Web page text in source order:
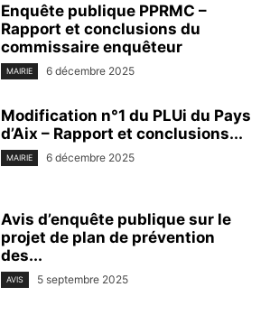
Enquête publique PPRMC –
Rapport et conclusions du
commissaire enquêteur
MAIRIE 6 décembre 2025
Modification n°1 du PLUi du Pays
d’Aix – Rapport et conclusions...
MAIRIE 6 décembre 2025
Avis d’enquête publique sur le
projet de plan de prévention
des...
AVIS 5 septembre 2025